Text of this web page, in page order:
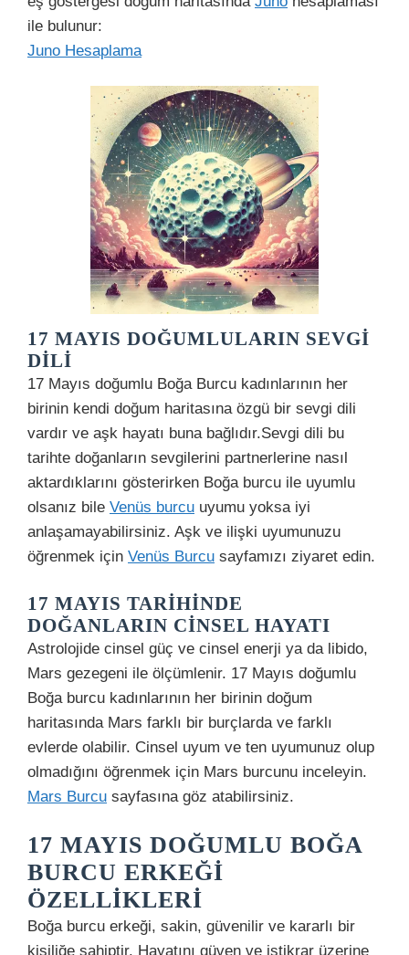
ile bulunur:
Juno Hesaplama
17 MAYIS DOĞUMLULARIN SEVGI
DILI
17 Mayıs doğumlu Boğa Burcu kadınlarının her
birinin kendi doğum haritasına özgü bir sevgi dili
vardır ve aşk hayatı buna bağlıdır.Sevgi dili bu
tarihte doğanların sevgilerini partnerlerine nasıl
aktardıklarını gösterirken Boğa burcu ile uyumlu
olsanız bile Venüs burcu uyumu yoksa iyi
anlaşamayabilirsiniz. Aşk ve ilişki uyumunuzu
öğrenmek için Venüs Burcu sayfamızı ziyaret edin.
17 MAYIS TARIHINDE
DOĞANLARIN CINSEL HAYATI
Astrolojide cinsel güç ve cinsel enerji ya da libido,
Mars gezegeni ile ölçümlenir. 17 Mayıs doğumlu
Boğa burcu kadınlarının her birinin doğum
haritasında Mars farklı bir burçlarda ve farklı
evlerde olabilir. Cinsel uyum ve ten uyumunuz olup
olmadığını öğrenmek için Mars burcunu inceleyin.
Mars Burcu sayfasına göz atabilirsiniz.
17 MAYIS DOĞUMLU BOĞA
BURCU ERKEĞI
ÖZELLIKLERI
Boğa burcu erkeği, sakin, güvenilir ve kararlı bir
kişiliğe sahiptir. Hayatını güven ve istikrar üzerine